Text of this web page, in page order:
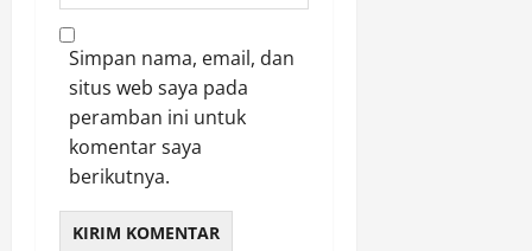
Simpan nama, email, dan
situs web saya pada
peramban ini untuk
komentar saya
berikutnya.